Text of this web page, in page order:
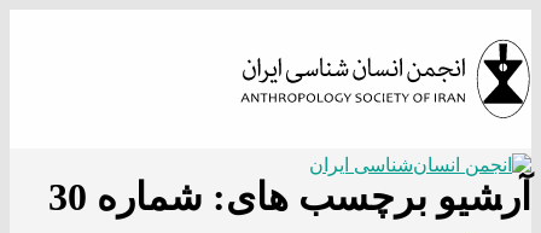
content
آرشیو برچسب های: شماره 30